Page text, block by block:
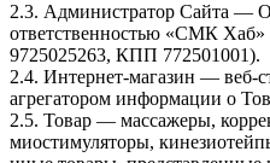
2.3. Администратор Сайта —
ответственностью «СМК
9725025263, КПП 772501001).
2.4. Интернет-магазин — веб-
агрегатором информации о
2.5. Товар — массажеры,
миостимуляторы,